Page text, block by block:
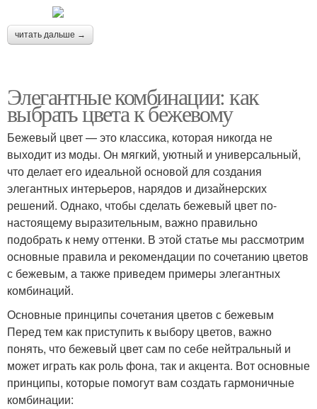
читать дальше →
Элегантные комбинации: как
выбрать цвета к бежевому
Бежевый цвет — это классика, которая никогда не
выходит из моды. Он мягкий, уютный и универсальный,
что делает его идеальной основой для создания
элегантных интерьеров, нарядов и дизайнерских
решений. Однако, чтобы сделать бежевый цвет по-
настоящему выразительным, важно правильно
подобрать к нему оттенки. В этой статье мы рассмотрим
основные правила и рекомендации по сочетанию цветов
с бежевым, а также приведем примеры элегантных
комбинаций.
Основные принципы сочетания цветов с бежевым
Перед тем как приступить к выбору цветов, важно
понять, что бежевый цвет сам по себе нейтральный и
может играть как роль фона, так и акцента. Вот основные
принципы, которые помогут вам создать гармоничные
комбинации: